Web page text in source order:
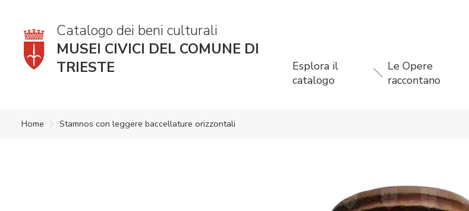
Catalogo dei beni culturali
MUSEI CIVICI DEL COMUNE DI
TRIESTE
Esplora il
catalogo
Le Opere
raccontano
Home Stamnos con leggere baccellature orizzontali